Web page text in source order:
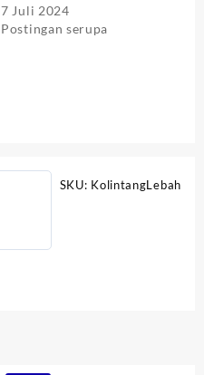
7 Juli 2024
Postingan serupa
SKU: KolintangLebah